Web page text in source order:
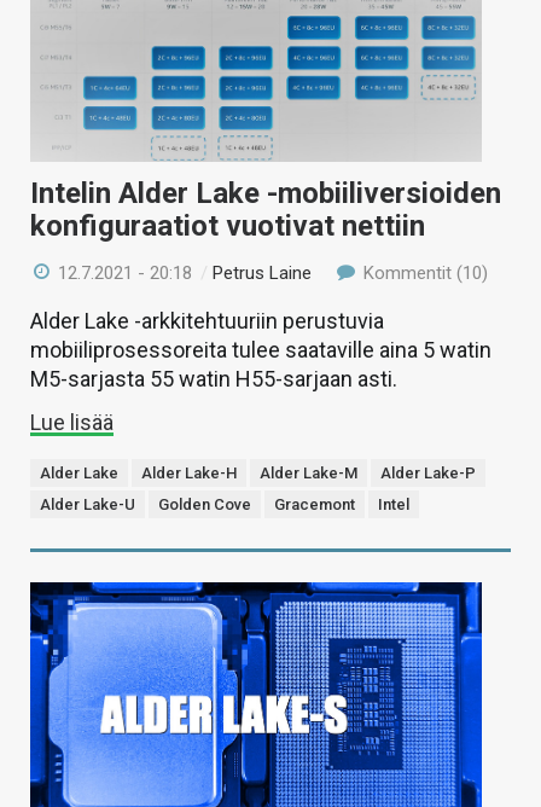
Intelin Alder Lake -mobiiliversioiden
konfiguraatiot vuotivat nettiin
12.7.2021 - 20:18 /Petrus Laine Kommentit (10)
Alder Lake -arkkitehtuuriin perustuvia
mobiiliprosessoreita tulee saataville aina 5 watin
M5-sarjasta 55 watin H55-sarjaan asti.
Lue lisää
Alder Lake Alder Lake-H Alder Lake-M
Alder Lake-P
Alder Lake-U
Golden Cove Gracemont Intel